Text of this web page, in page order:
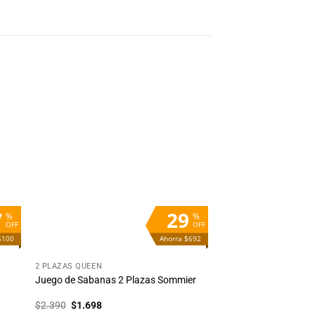
%
OFF
%
OFF
29
Ahorra $692
2 PLAZAS QUEEN
Juego de Sabanas 2 Plazas Sommier
$2.390 El
$1.698El